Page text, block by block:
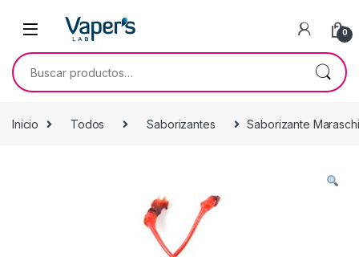
0
Inicio Todos Saborizantes Saborizante